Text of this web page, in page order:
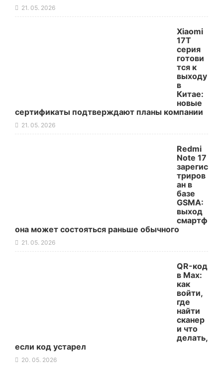
21. 05. 2026
Xiaomi
17T
серия
готови
тся к
выходу
в
Китае:
новые
сертификаты подтверждают планы компании
21. 05. 2026
Redmi
Note 17
зарегис
триров
ан в
базе
GSMA:
выход
смартф
она может состояться раньше обычного
21. 05. 2026
QR-код
в Max:
как
войти,
где
найти
сканер
и что
делать,
если код устарел
20. 05. 2026